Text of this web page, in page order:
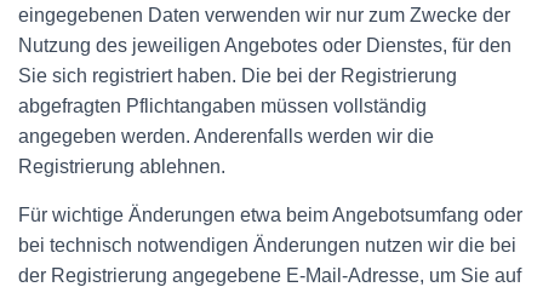
eingegebenen Daten verwenden wir nur zum Zwecke der
Nutzung des jeweiligen Angebotes oder Dienstes, für den
Sie sich registriert haben. Die bei der Registrierung
abgefragten Pflichtangaben müssen vollständig
angegeben werden. Anderenfalls werden wir die
Registrierung ablehnen.
Für wichtige Änderungen etwa beim Angebotsumfang oder
bei technisch notwendigen Änderungen nutzen wir die bei
der Registrierung angegebene E-Mail-Adresse, um Sie auf